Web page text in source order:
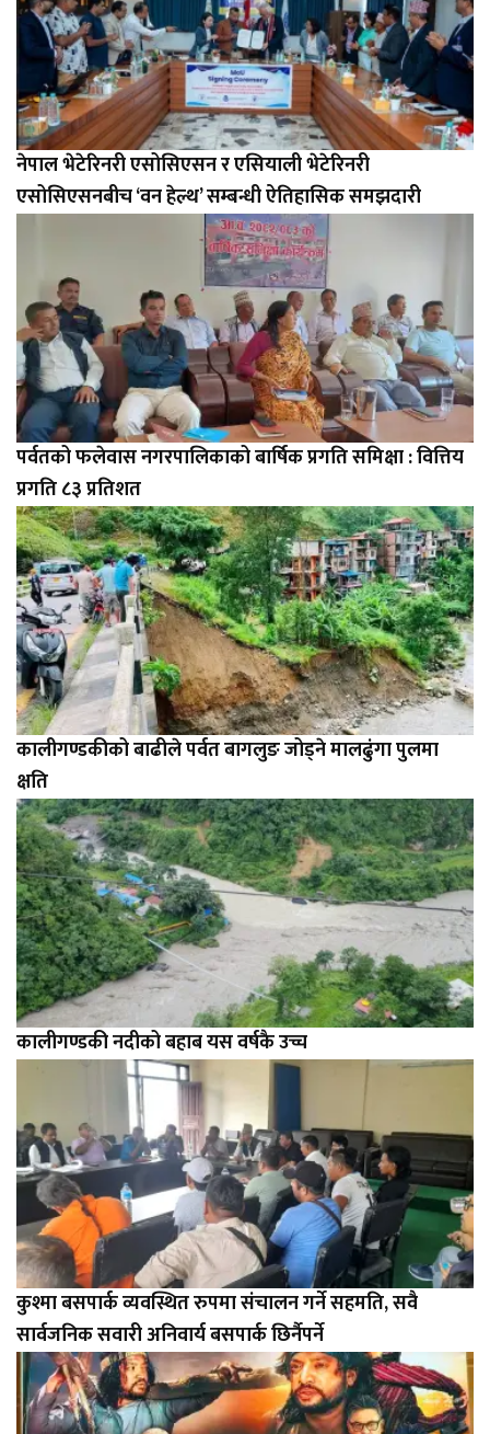
नेपाल भेटेरिनरी एसोसिएसन र एसियाली भेटेरिनरी
एसोसिएसनबीच ‘वन हेल्थ’ सम्बन्धी ऐतिहासिक समझदारी
पर्वतको फलेवास नगरपालिकाको बार्षिक प्रगति समिक्षा : वित्तिय
प्रगति ८३ प्रतिशत
कालीगण्डकीको बाढीले पर्वत बागलुङ जोड्ने मालढुंगा पुलमा
क्षति
कालीगण्डकी नदीको बहाब यस वर्षकै उच्च
कुश्मा बसपार्क व्यवस्थित रुपमा संचालन गर्ने सहमति, सवै
सार्वजनिक सवारी अनिवार्य बसपार्क छिर्नैपर्ने